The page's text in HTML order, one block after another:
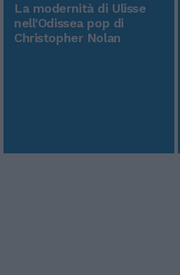
La modernità di Ulisse
nell'Odissea pop di
Christopher Nolan